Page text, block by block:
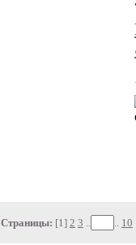
Страницы: [1] 2 3 10